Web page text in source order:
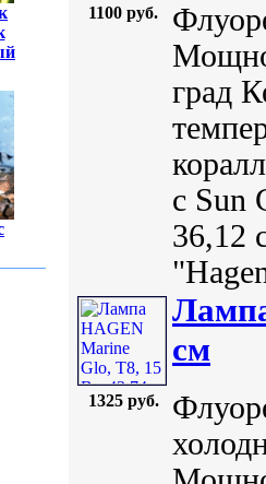
1100 руб.
град
с Sun
36,12
1325 руб.
см